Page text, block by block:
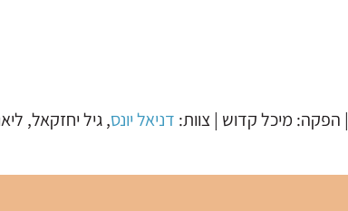
| הפקה: מיכל קדוש | צוות: דניאל יונס, גיל יחזקאל,